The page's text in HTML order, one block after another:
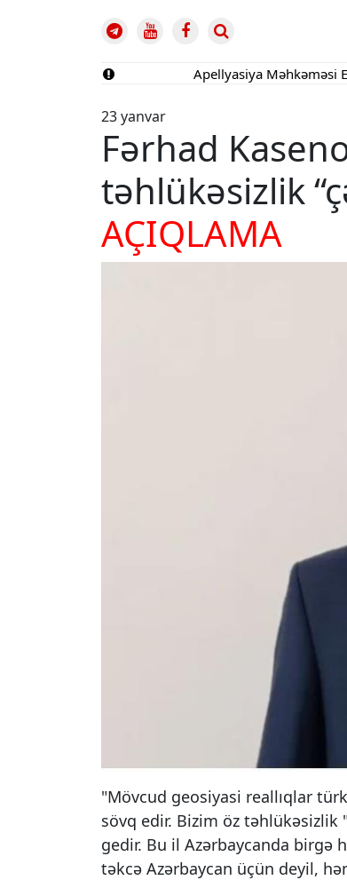
Apellyasiya Məhkəməsi
23 yanvar
Fərhad
təhlükəsizlik
AÇIQLAMA
"Mövcud geosiyasi reallıqlar
sövq edir. Bizim öz
gedir. Bu il Azərbaycanda birgə
təkcə Azərbaycan üçün deyil,